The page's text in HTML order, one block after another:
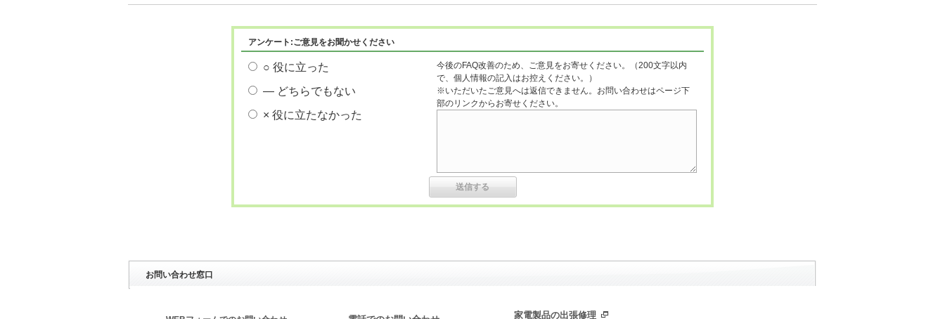
アンケート:ご意見をお聞かせください
○ 役に立った
― どちらでもない
× 役に立たなかった
今後のFAQ改善のため、ご意見をお寄せください。（200文字以内
で、個人情報の記入はお控えください。）
※いただいたご意見へは返信できません。お問い合わせはページ下
部のリンクからお寄せください。
お問い合わせ窓口
家電製品の出張修理